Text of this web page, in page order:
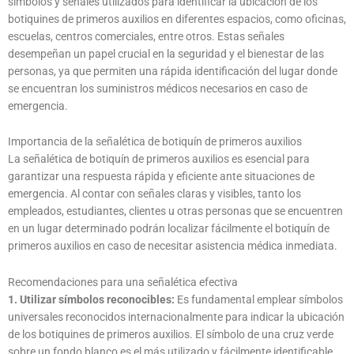
botiquines de primeros auxilios en diferentes espacios, como oficinas,
escuelas, centros comerciales, entre otros. Estas señales
desempeñan un papel crucial en la seguridad y el bienestar de las
personas, ya que permiten una rápida identificación del lugar donde
se encuentran los suministros médicos necesarios en caso de
emergencia.
Importancia de la señalética de botiquín de primeros auxilios
La señalética de botiquín de primeros auxilios es esencial para
garantizar una respuesta rápida y eficiente ante situaciones de
emergencia. Al contar con señales claras y visibles, tanto los
empleados, estudiantes, clientes u otras personas que se encuentren
en un lugar determinado podrán localizar fácilmente el botiquín de
primeros auxilios en caso de necesitar asistencia médica inmediata.
Recomendaciones para una señalética efectiva
1. Utilizar símbolos reconocibles: Es fundamental emplear símbolos
universales reconocidos internacionalmente para indicar la ubicación
de los botiquines de primeros auxilios. El símbolo de una cruz verde